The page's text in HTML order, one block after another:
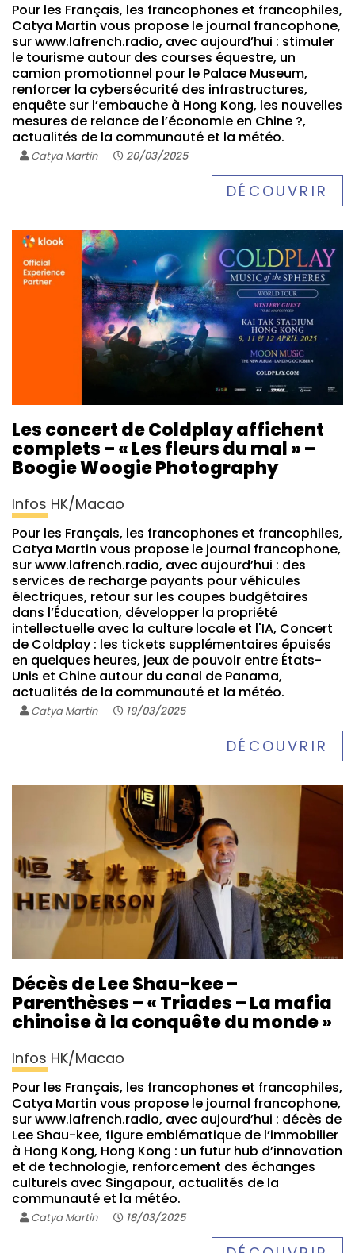
Pour les Français, les francophones et francophiles,
Catya Martin vous propose le journal francophone,
sur www.lafrench.radio, avec aujourd’hui : stimuler
le tourisme autour des courses équestre, un
camion promotionnel pour le Palace Museum,
renforcer la cybersécurité des infrastructures,
enquête sur l’embauche à Hong Kong, les nouvelles
mesures de relance de l’économie en Chine ?,
actualités de la communauté et la météo.
Catya Martin 20/03/2025
DÉCOUVRIR
Les concert de Coldplay affichent
complets – « Les fleurs du mal » –
Boogie Woogie Photography
Infos HK/Macao
Pour les Français, les francophones et francophiles,
Catya Martin vous propose le journal francophone,
sur www.lafrench.radio, avec aujourd’hui : des
services de recharge payants pour véhicules
électriques, retour sur les coupes budgétaires
dans l’Éducation, développer la propriété
intellectuelle avec la culture locale et l'IA, Concert
de Coldplay : les tickets supplémentaires épuisés
en quelques heures, jeux de pouvoir entre États-
Unis et Chine autour du canal de Panama,
actualités de la communauté et la météo.
Catya Martin 19/03/2025
DÉCOUVRIR
Décès de Lee Shau-kee –
Parenthèses – « Triades – La mafia
chinoise à la conquête du monde »
Infos HK/Macao
Pour les Français, les francophones et francophiles,
Catya Martin vous propose le journal francophone,
sur www.lafrench.radio, avec aujourd’hui : décès de
Lee Shau-kee, figure emblématique de l’immobilier
à Hong Kong, Hong Kong : un futur hub d’innovation
et de technologie, renforcement des échanges
culturels avec Singapour, actualités de la
communauté et la météo.
Catya Martin 18/03/2025